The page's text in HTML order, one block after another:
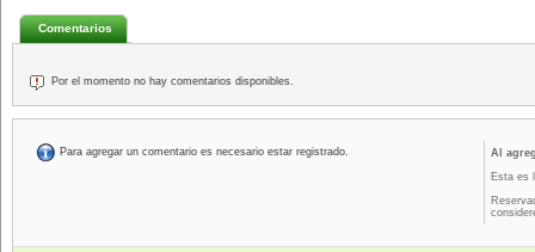
Comentarios
Por el momento no hay comentarios disponibles.
Para agregar un comentario es necesario estar registrado.
Al
Esta es